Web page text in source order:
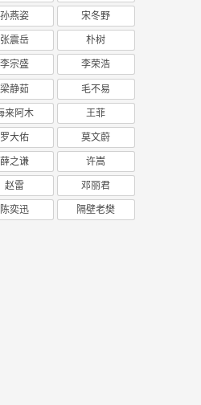
孙燕姿 宋冬野
张震岳 朴树
李宗盛 李荣浩
梁静茹 毛不易
来阿木 王菲
罗大佑 莫文蔚
薛之谦 许嵩
赵雷 邓丽君
陈奕迅 隔壁老樊